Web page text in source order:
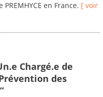
en France. [ voir
Chargé.e de
des